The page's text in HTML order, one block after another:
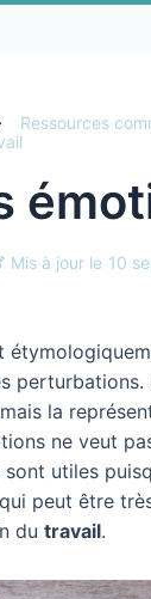
Ressources
Mis à jour le 10
perturbations.
la
ne veut
utiles
peut être
du travail.